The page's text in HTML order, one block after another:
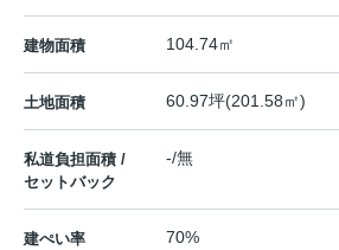
建物面積 104.74㎡
土地面積 60.97坪(201.58㎡)
私道負担面積 /
セットバック
-/無
建ぺい率 70%